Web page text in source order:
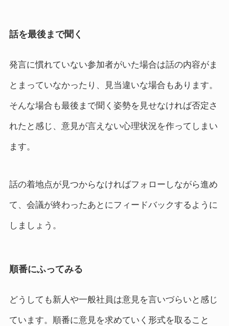
話を最後まで聞く
発言に慣れていない参加者がいた場合は話の内容がま
とまっていなかったり、見当違いな場合もあります。
そんな場合も最後まで聞く姿勢を見せなければ否定さ
れたと感じ、意見が言えない心理状況を作ってしまい
ます。
話の着地点が見つからなければフォローしながら進め
て、会議が終わったあとにフィードバックするように
しましょう。
順番にふってみる
どうしても新人や一般社員は意見を言いづらいと感じ
ています。順番に意見を求めていく形式を取ること